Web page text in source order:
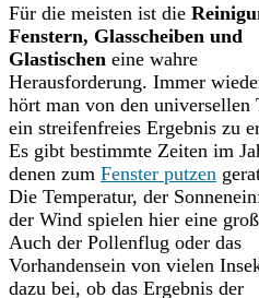
Für die meisten ist die
Fenstern, Glasscheiben und
Glastischen eine wahre
Herausforderung. Immer
hört man von den universellen
ein streifenfreies Ergebnis zu
Es gibt bestimmte Zeiten im
denen zum Fenster putzen
Die Temperatur, der
der Wind spielen hier eine
Auch der Pollenflug oder das
Vorhandensein von vielen
dazu bei, ob das Ergebnis der